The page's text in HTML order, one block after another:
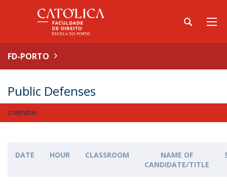
FD-PORTO
Public Defenses
OVERVIEW
DATE HOUR CLASSROOM
NAME OF
CANDIDATE/TITLE